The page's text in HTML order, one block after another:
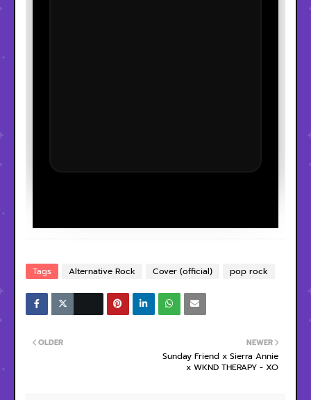
Tags Alternative Rock Cover (official) pop rock
NEWER
Sunday Friend x Sierra Annie
x WKND THERAPY - XO
OLDER